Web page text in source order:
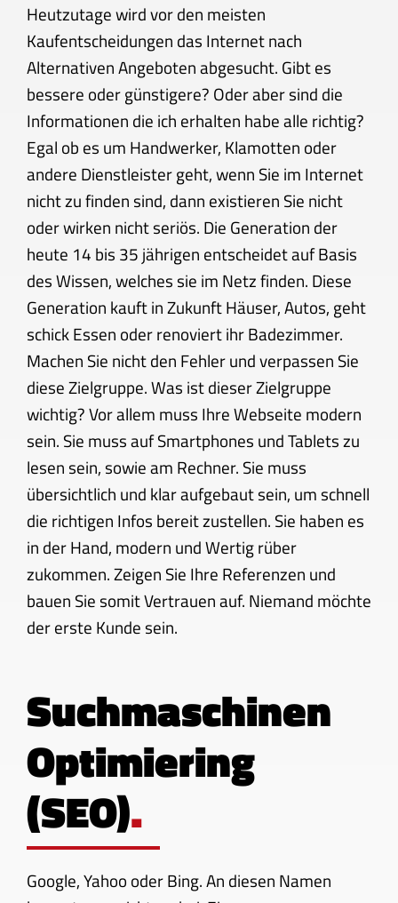
Heutzutage wird vor den meisten
Kaufentscheidungen das Internet nach
Alternativen Angeboten abgesucht. Gibt es
bessere oder günstigere? Oder aber sind die
Informationen die ich erhalten habe alle richtig?
Egal ob es um Handwerker, Klamotten oder
andere Dienstleister geht, wenn Sie im Internet
nicht zu finden sind, dann existieren Sie nicht
oder wirken nicht seriös. Die Generation der
heute 14 bis 35 jährigen entscheidet auf Basis
des Wissen, welches sie im Netz finden. Diese
Generation kauft in Zukunft Häuser, Autos, geht
schick Essen oder renoviert ihr Badezimmer.
Machen Sie nicht den Fehler und verpassen Sie
diese Zielgruppe. Was ist dieser Zielgruppe
wichtig? Vor allem muss Ihre Webseite modern
sein. Sie muss auf Smartphones und Tablets zu
lesen sein, sowie am Rechner. Sie muss
übersichtlich und klar aufgebaut sein, um schnell
die richtigen Infos bereit zustellen. Sie haben es
in der Hand, modern und Wertig rüber
zukommen. Zeigen Sie Ihre Referenzen und
bauen Sie somit Vertrauen auf. Niemand möchte
der erste Kunde sein.
Suchmaschinen
Optimiering
(SEO).
Google, Yahoo oder Bing. An diesen Namen